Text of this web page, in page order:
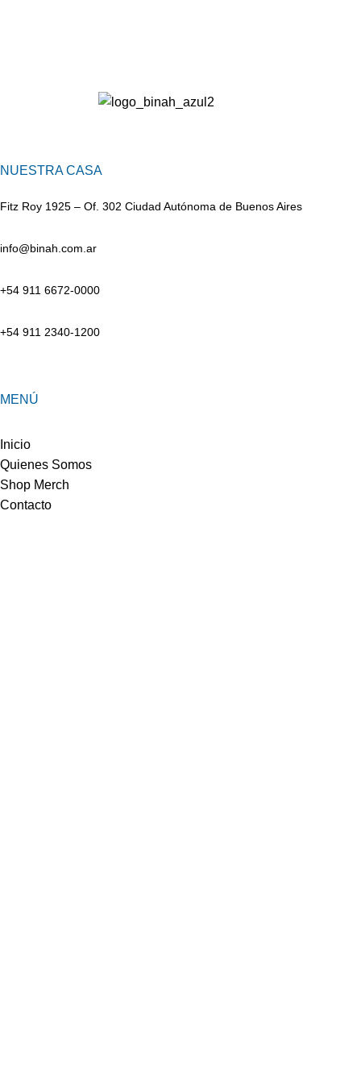
NUESTRA CASA
Fitz Roy 1925 – Of. 302 Ciudad Autónoma de Buenos Aires
info@binah.com.ar
+54 911 6672-0000
+54 911 2340-1200
MENÚ
Inicio
Quienes Somos
Shop Merch
Contacto